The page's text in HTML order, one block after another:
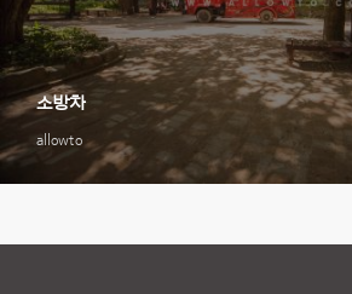
allowto
소방차